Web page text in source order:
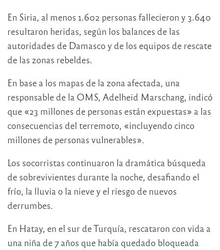
En Siria, al menos 1.602 personas fallecieron y 3.640
resultaron heridas, según los balances de las
autoridades de Damasco y de los equipos de rescate
de las zonas rebeldes.
En base a los mapas de la zona afectada, una
responsable de la OMS, Adelheid Marschang, indicó
que «23 millones de personas están expuestas» a las
consecuencias del terremoto, «incluyendo cinco
millones de personas vulnerables».
Los socorristas continuaron la dramática búsqueda
de sobrevivientes durante la noche, desafiando el
frío, la lluvia o la nieve y el riesgo de nuevos
derrumbes.
En Hatay, en el sur de Turquía, rescataron con vida a
una niña de 7 años que había quedado bloqueada